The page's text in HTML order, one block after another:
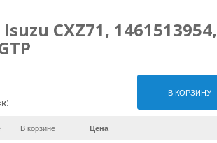
CXZ71, 1461513954,
В КОРЗИНУ
:
В корзине Цена